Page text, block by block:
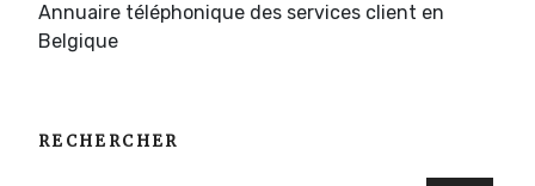
Annuaire téléphonique des services client en
Belgique
RECHERCHER